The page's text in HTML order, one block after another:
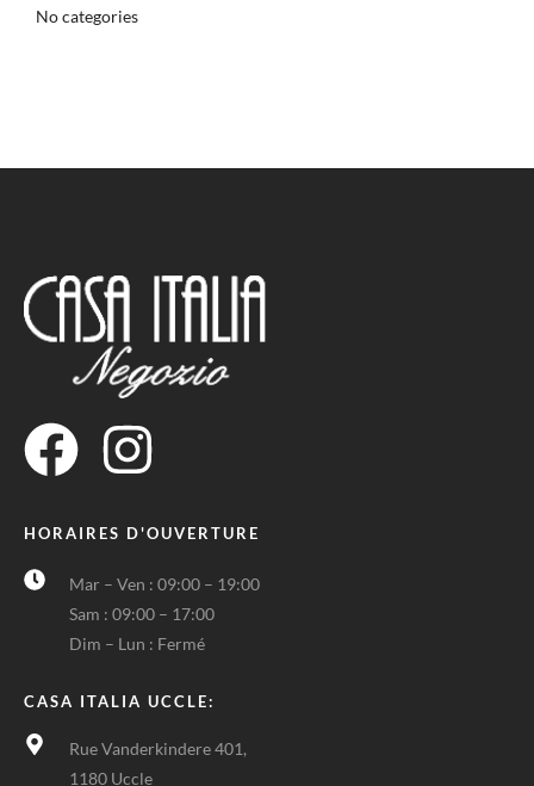
No categories
HORAIRES D'OUVERTURE
Mar – Ven : 09:00 – 19:00
Sam : 09:00 – 17:00
Dim – Lun : Fermé
CASA ITALIA UCCLE:
Rue Vanderkindere 401,
1180 Uccle